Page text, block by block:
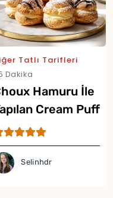
Tatlı Tarifleri
Dakika
Hamuru İle
Cream Puff
Selinhdr